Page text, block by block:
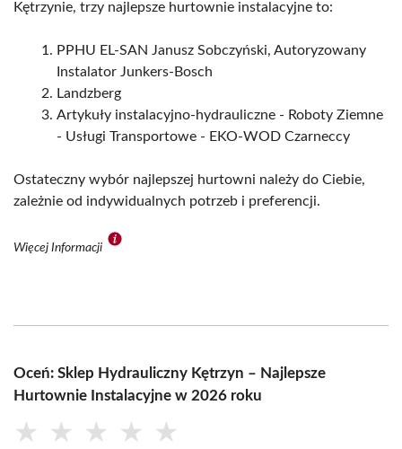
Kętrzynie, trzy najlepsze hurtownie instalacyjne to:
PPHU EL-SAN Janusz Sobczyński, Autoryzowany
Instalator Junkers-Bosch
Landzberg
Artykuły instalacyjno-hydrauliczne - Roboty Ziemne
- Usługi Transportowe - EKO-WOD Czarneccy
Ostateczny wybór najlepszej hurtowni należy do Ciebie,
zależnie od indywidualnych potrzeb i preferencji.
Więcej Informacji
Oceń: Sklep Hydrauliczny Kętrzyn – Najlepsze
Hurtownie Instalacyjne w 2026 roku
★ ★ ★ ★ ★